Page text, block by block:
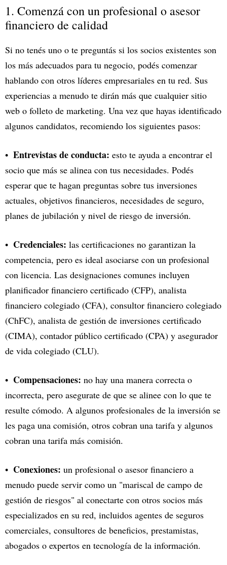
1. Comenzá con un profesional o asesor
financiero de calidad
Si no tenés uno o te preguntás si los socios existentes son
los más adecuados para tu negocio, podés comenzar
hablando con otros líderes empresariales en tu red. Sus
experiencias a menudo te dirán más que cualquier sitio
web o folleto de marketing. Una vez que hayas identificado
algunos candidatos, recomiendo los siguientes pasos:
Entrevistas de conducta: esto te ayuda a encontrar el
socio que más se alinea con tus necesidades. Podés
esperar que te hagan preguntas sobre tus inversiones
actuales, objetivos financieros, necesidades de seguro,
planes de jubilación y nivel de riesgo de inversión.
Credenciales: las certificaciones no garantizan la
competencia, pero es ideal asociarse con un profesional
con licencia. Las designaciones comunes incluyen
planificador financiero certificado (CFP), analista
financiero colegiado (CFA), consultor financiero colegiado
(ChFC), analista de gestión de inversiones certificado
(CIMA), contador público certificado (CPA) y asegurador
de vida colegiado (CLU).
Compensaciones: no hay una manera correcta o
incorrecta, pero asegurate de que se alinee con lo que te
resulte cómodo. A algunos profesionales de la inversión se
les paga una comisión, otros cobran una tarifa y algunos
cobran una tarifa más comisión.
Conexiones: un profesional o asesor financiero a
menudo puede servir como un "mariscal de campo de
gestión de riesgos" al conectarte con otros socios más
especializados en su red, incluidos agentes de seguros
comerciales, consultores de beneficios, prestamistas,
abogados o expertos en tecnología de la información.